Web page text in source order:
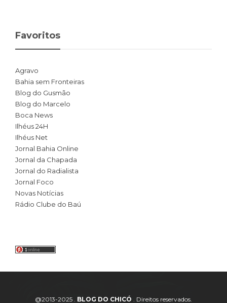
Favoritos
Agravo
Bahia sem Fronteiras
Blog do Gusmão
Blog do Marcelo
Boca News
Ilhéus 24H
Ilhéus Net
Jornal Bahia Online
Jornal da Chapada
Jornal do Radialista
Jornal Foco
Novas Notícias
Rádio Clube do Baú
@2013-2025 . BLOG DO CHICÓ . Direitos reservados.